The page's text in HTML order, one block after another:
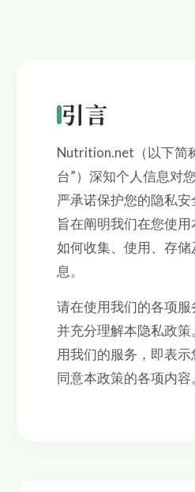
引言
Nutrition.net（以下简
台”）深知个人信息对
严承诺保护您的隐私
旨在阐明我们在您使用
如何收集、使用、存
息。
请在使用我们的各项
并充分理解本隐私政
用我们的服务，即表
同意本政策的各项内容